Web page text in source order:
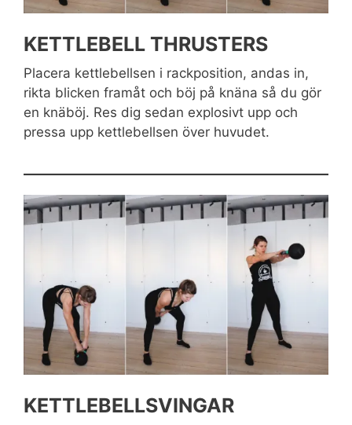
KETTLEBELL THRUSTERS
Placera kettlebellsen i rackposition, andas in,
rikta blicken framåt och böj på knäna så du gör
en knäböj. Res dig sedan explosivt upp och
pressa upp kettlebellsen över huvudet.
KETTLEBELLSVINGAR